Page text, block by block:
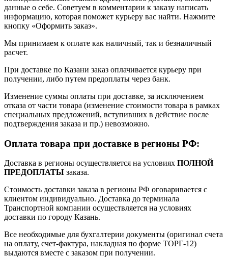
данные о себе. Советуем в комментарии к заказу написать
информацию, которая поможет курьеру вас найти. Нажмите
кнопку «Оформить заказ».
Мы принимаем к оплате как наличный, так и безналичный
расчет.
При доставке по Казани заказ оплачивается курьеру при
получении, либо путем предоплаты через банк.
Изменение суммы оплаты при доставке, за исключением
отказа от части товара (изменение стоимости товара в рамках
специальных предложений, вступивших в действие после
подтверждения заказа и пр.) невозможно.
Оплата товара при доставке в регионы РФ:
Доставка в регионы осуществляется на условиях ПОЛНОЙ
ПРЕДОПЛАТЫ заказа.
Стоимость доставки заказа в регионы РФ оговаривается с
клиентом индивидуально. Доставка до терминала
Транспортной компании осуществляется на условиях
доставки по городу Казань.
Все необходимые для бухгалтерии документы (оригинал счета
на оплату, счет-фактура, накладная по форме ТОРГ-12)
выдаются вместе с заказом при получении.